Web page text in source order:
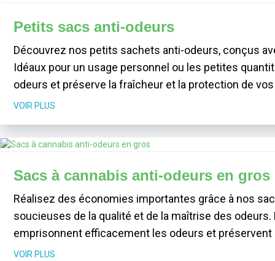
Petits sacs anti-odeurs
Découvrez nos petits sachets anti-odeurs, conçus
Idéaux pour un usage personnel ou les petites
odeurs et préserve la fraîcheur et la protection de
VOIR PLUS
Sacs à cannabis anti-odeurs en gros
Réalisez des économies importantes grâce à nos
soucieuses de la qualité et de la maîtrise des
emprisonnent efficacement les odeurs et
VOIR PLUS